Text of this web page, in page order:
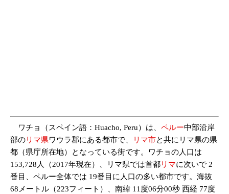
ワチョ（スペイン語：Huacho, Peru）は、 ペルー中部沿岸
部のリマ県ワウラ郡にある都市で、 リマ市と共にリマ県の県
都（県庁所在地）となっている街です。ワチョの人口は
153,728人（2017年現在）、リマ県では首都リマに次いで 2
番目、ペルー全体では 19番目に人口の多い都市です。 海抜
68メートル（223フィート）、南緯 11度06分00秒 西経 77度